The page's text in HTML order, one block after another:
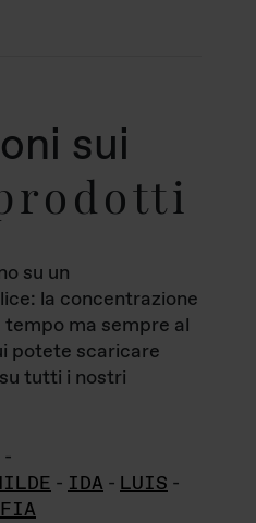
sui
su un
la concentrazione
tempo ma sempre al
potete scaricare
tutti i nostri
-
- IDA - LUIS -